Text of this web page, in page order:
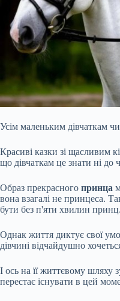
Усім маленьким дівчаткам
Красиві казки зі щасливим
що дівчаткам це знати ні до
Образ прекрасного принца
вона взагалі не принцеса.
бути без п'яти хвилин
Однак життя диктує свої
дівчині відчайдушно
І ось на її життєвому шляху
перестає існувати в цей